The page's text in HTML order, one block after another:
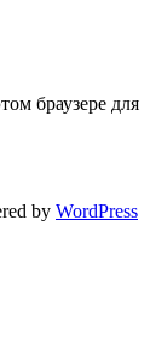
браузере для
by WordPress